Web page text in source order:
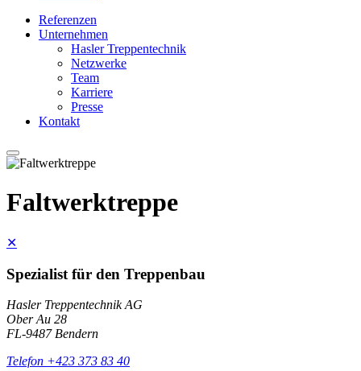
Referenzen
Unternehmen
Hasler Treppentechnik
Netzwerke
Team
Karriere
Presse
Kontakt
Faltwerktreppe
✕
Spezialist für den Treppenbau
Hasler Treppentechnik AG
Ober Au 28
FL-9487 Bendern
Telefon +423 373 83 40